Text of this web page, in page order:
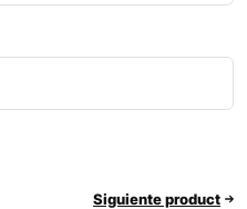
Siguiente product